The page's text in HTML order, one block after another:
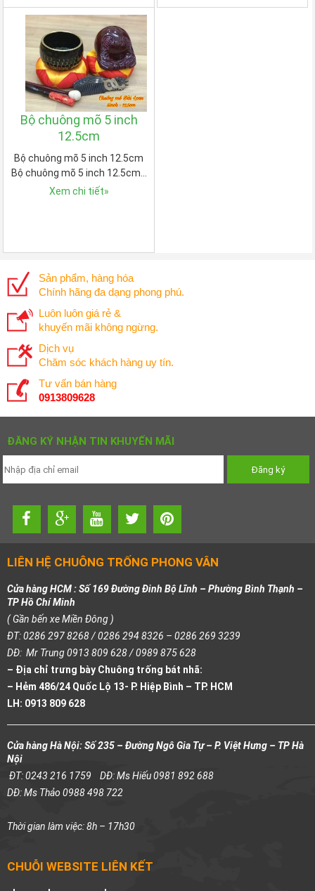
Bộ chuông mõ 5 inch
12.5cm
Bộ chuông mõ 5 inch 12.5cm
Bộ chuông mõ 5 inch 12.5cm…
Xem chi tiết»
Sản phẩm, hàng hóa
Chính hãng đa dạng phong phú.
Luôn luôn giá rẻ &
khuyến mãi không ngừng.
Dịch vụ
Chăm sóc khách hàng uy tín.
Tư vấn bán hàng
0913809628
ĐĂNG KÝ NHẬN TIN KHUYẾN MÃI
LIÊN HỆ CHUÔNG TRỐNG PHONG VÂN
Cửa hàng HCM : Số 169 Đường Đinh Bộ Lĩnh – Phường Bình Thạnh –
TP Hồ Chí Minh
( Gần bến xe Miền Đông )
ĐT: 0286 297 8268 / 0286 294 8326 – 0286 269 3239
DĐ: Mr Trung 0913 809 628 / 0989 875 628
– Địa chỉ trưng bày Chuông trống bát nhã:
– Hẻm 486/24 Quốc Lộ 13- P. Hiệp Bình – TP. HCM
LH: 0913 809 628
Cửa hàng Hà Nội: Số 235 – Đường Ngô Gia Tự – P. Việt Hưng – TP Hà
Nội
ĐT: 0243 216 1759 DĐ: Ms Hiếu 0981 892 688
DĐ: Ms Thảo 0988 498 722
Thời gian làm việc: 8h – 17h30
CHUỖI WEBSITE LIÊN KẾT